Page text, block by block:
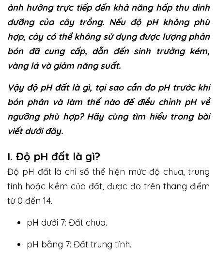
ảnh hưởng trực tiếp đến khả năng hấp thu dinh
dưỡng của cây trồng. Nếu độ pH không phù
hợp, cây có thể không sử dụng được lượng phân
bón đã cung cấp, dẫn đến sinh trưởng kém,
vàng lá và giảm năng suất.
Vậy độ pH đất là gì, tại sao cần đo pH trước khi
bón phân và làm thế nào để điều chỉnh pH về
ngưỡng phù hợp? Hãy cùng tìm hiểu trong bài
viết dưới đây.
I. Độ pH đất là gì?
Độ pH đất là chỉ số thể hiện mức độ chua, trung
tính hoặc kiềm của đất, được đo trên thang điểm
từ 0 đến 14.
pH dưới 7: Đất chua.
pH bằng 7: Đất trung tính.